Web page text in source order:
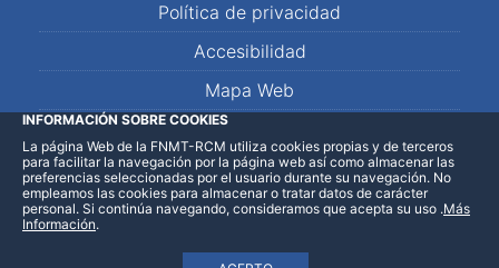
Política de privacidad
Accesibilidad
Mapa Web
LinkedInFacebookWhatsApp
INFORMACIÓN SOBRE COOKIES
La página Web de la FNMT-RCM utiliza cookies propias y de terceros
para facilitar la navegación por la página web así como almacenar las
preferencias seleccionadas por el usuario durante su navegación. No
empleamos las cookies para almacenar o tratar datos de carácter
personal. Si continúa navegando, consideramos que acepta su uso .Más
Información.